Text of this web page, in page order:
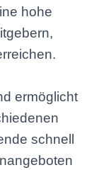
hohe
ermöglicht
schnell